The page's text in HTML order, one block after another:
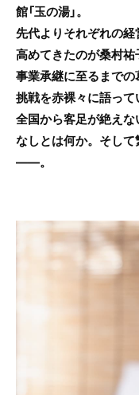
館「玉の湯」。
先代よりそれぞれの
高めてきたのが桑村祐
事業承継に至るまで
挑戦を赤裸々に語って
全国から客足が絶え
なしとは何か。そし
――。